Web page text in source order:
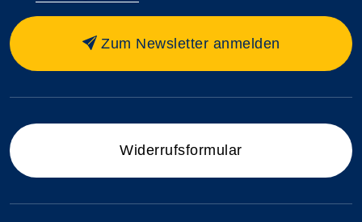
Zum Newsletter anmelden
Widerrufsformular